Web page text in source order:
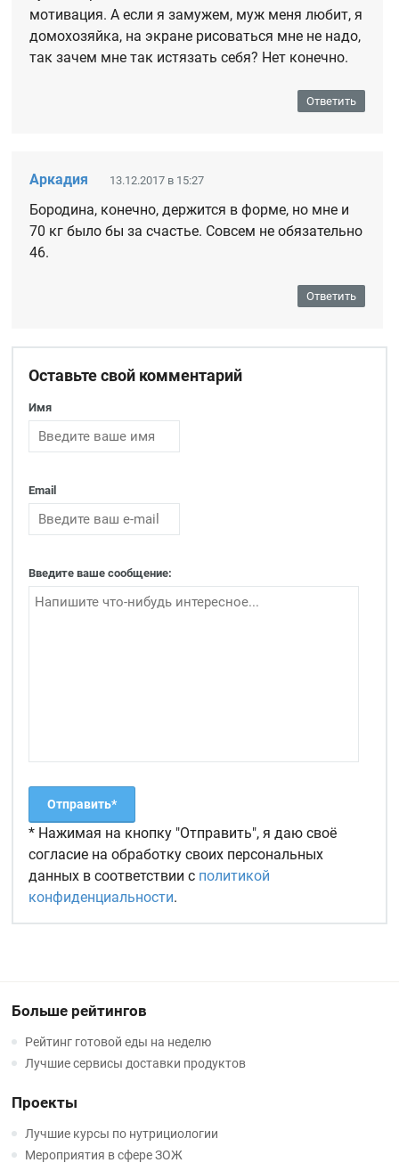
мотивация. А если я замужем, муж меня любит, я
домохозяйка, на экране рисоваться мне не надо,
так зачем мне так истязать себя? Нет конечно.
Ответить
Аркадия 13.12.2017 в 15:27
Бородина, конечно, держится в форме, но мне и
70 кг было бы за счастье. Совсем не обязательно
46.
Ответить
Оставьте свой комментарий
Имя
Email
Введите ваше сообщение:
* Нажимая на кнопку "Отправить", я даю своё
согласие на обработку своих персональных
данных в соответствии с политикой
конфиденциальности.
Больше рейтингов
Рейтинг готовой еды на неделю
Лучшие сервисы доставки продуктов
Проекты
Лучшие курсы по нутрициологии
Мероприятия в сфере ЗОЖ